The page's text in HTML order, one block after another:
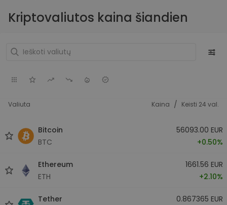
Kriptovaliutos kaina šiandien
Valiuta Kaina / Keisti 24 val.
Bitcoin
BTC
56093.00 EUR
+0.50%
Ethereum
ETH
1661.56 EUR
+2.10%
Tether
0.867365 EUR